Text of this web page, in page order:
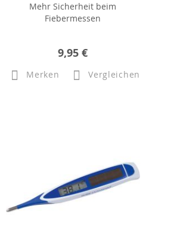
Mehr Sicherheit beim
Fiebermessen
9,95 €
Merken Vergleichen